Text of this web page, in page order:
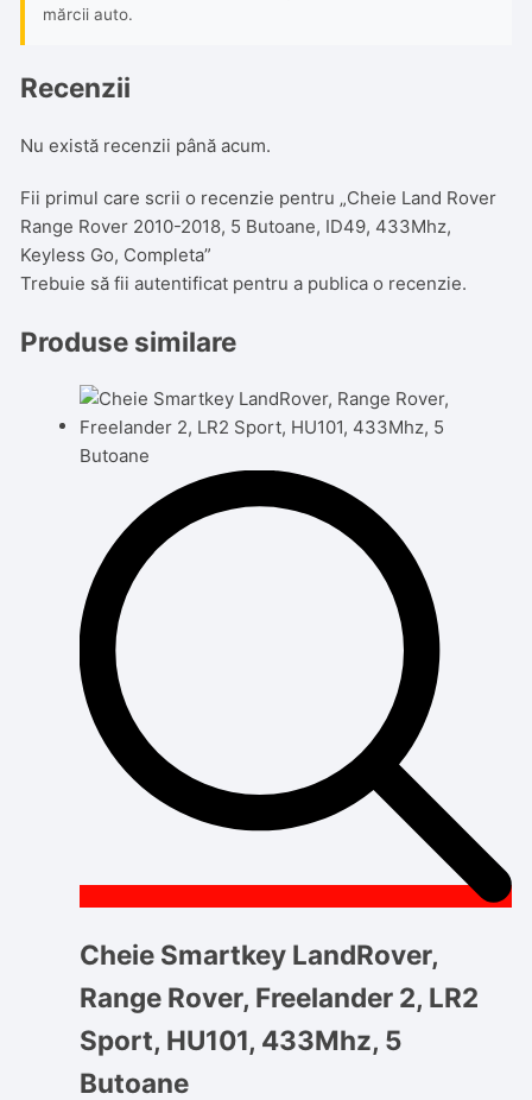
mărcii auto.
Recenzii
Nu există recenzii până acum.
Fii primul care scrii o recenzie pentru „Cheie Land Rover
Range Rover 2010-2018, 5 Butoane, ID49, 433Mhz,
Keyless Go, Completa”
Trebuie să fiiautentificat pentru a publica o recenzie.
Produse similare
Cheie Smartkey LandRover,
Range Rover, Freelander 2, LR2
Sport, HU101, 433Mhz, 5
Butoane